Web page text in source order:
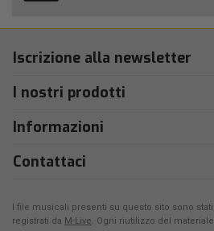
Iscrizione alla newsletter
I nostri prodotti
Informazioni
Contattaci
I file musicali presenti su questo sito sono
registrati da M-Live . Ogni riutilizzo del